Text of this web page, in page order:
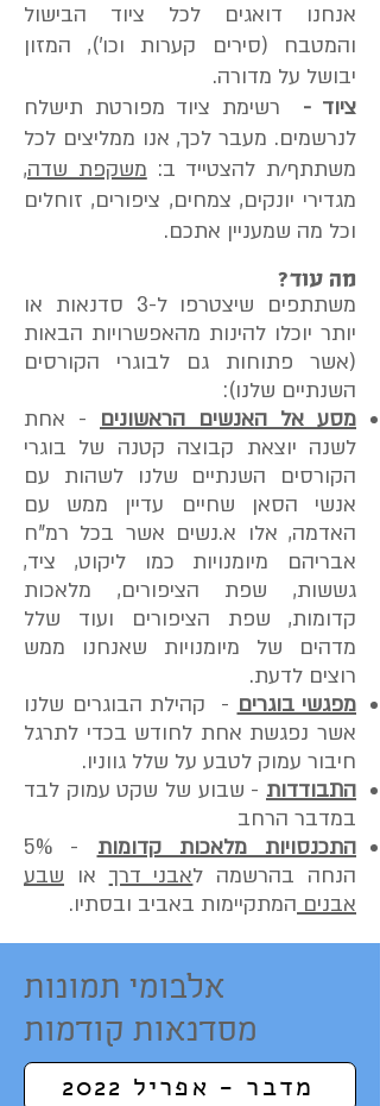
אנחנו דואגים לכל ציוד הבישול
והמטבח (סירים קערות וכו'), המזון
יבושל על מדורה.
ציוד -
רשימת ציוד מפורטת תישלח
לנרשמים. מעבר לכך, אנו ממליצים לכל
משתתף/ת להצטייד ב: משקפת שדה,
מגדירי יונקים, צמחים, ציפורים, זוחלים
וכל מה שמעניין אתכם.
מה עוד?
משתתפים שיצטרפו ל-3 סדנאות או
יותר יוכלו להינות מהאפשרויות הבאות
(אשר פתוחות גם לבוגרי הקורסים
השנתיים שלנו):
מסע אל האנשים הראשונים - אחת
לשנה יוצאת קבוצה קטנה של בוגרי
הקורסים השנתיים שלנו לשהות עם
אנשי הסאן שחיים עדיין ממש עם
האדמה, אלו א.נשים אשר בכל רמ"ח
אבריהם מיומנויות כמו ליקוט, ציד,
גששות, שפת הציפורים, מלאכות
קדומות, שפת הציפורים ועוד שלל
מדהים של מיומנויות שאנחנו ממש
רוצים לדעת.
מפגשי בוגרים - קהילת הבוגרים שלנו
אשר נפגשת אחת לחודש בכדי לתרגל
חיבור עמוק לטבע על שלל גווניו.
התבודדות - שבוע של שקט עמוק לבד
במדבר הרחב
התכנסויות מלאכות קדומות
- 5%
הנחה בהרשמה לאבני דרך או שבע
אבנים המתקיימות באביב ובסתיו.
אלבומי תמונות
מסדנאות קודמות
מדבר - אפריל 2022